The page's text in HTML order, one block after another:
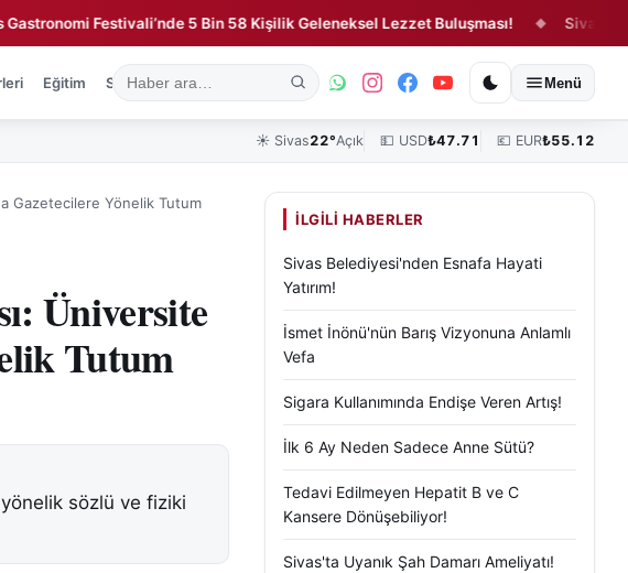
Festivali’nde 5 Bin 58 Kişilik Geleneksel Lezzet Buluşması! ◆ Sivas
Eğitim Sağlık Kültür, Sanat ve Tarih Yaşam Sivas Vefat Edenler Köşe
Menü
☀️ Sivas22°Açık 💵 USD₺47.71 💶 EUR₺55.12
Gazetecilere Yönelik Tutum
Üniversite
Tutum
sözlü ve fiziki
İLGILI HABERLER
Sivas Belediyesi'nden Esnafa Hayati
Yatırım!
İsmet İnönü'nün Barış Vizyonuna Anlamlı
Vefa
Sigara Kullanımında Endişe Veren Artış!
İlk 6 Ay Neden Sadece Anne Sütü?
Tedavi Edilmeyen Hepatit B ve C
Kansere Dönüşebiliyor!
Sivas'ta Uyanık Şah Damarı Ameliyatı!